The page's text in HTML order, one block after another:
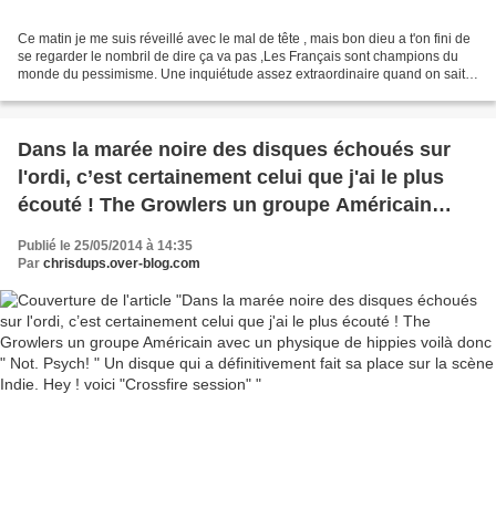
Ce matin je me suis réveillé avec le mal de tête , mais bon dieu a t'on fini de
se regarder le nombril de dire ça va pas ,Les Français sont champions du
monde du pessimisme. Une inquiétude assez extraordinaire quand on sait
Dans la marée noire des disques échoués sur
l'ordi, c’est certainement celui que j'ai le plus
écouté ! The Growlers un groupe Américain
avec un physique de hippies voilà donc " Not.
Psych! " Un disque qui a définitivement fait sa
session"
Publié le 25/05/2014 à 14:35
Par chrisdups.over-blog.com